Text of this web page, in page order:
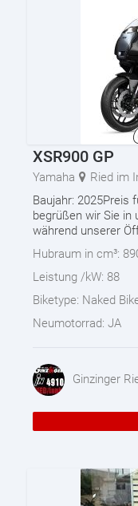
XSR900 GP
Yamaha
Ried im
Baujahr: 2025Preis
begrüßen wir Sie in
während unserer
Hubraum in cm³:
Leistung /kW: 88
Biketype: Naked
Neumotorrad: JA
Ginzinger